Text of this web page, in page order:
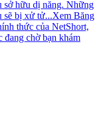
sở hữu dị năng. Những
sẽ bị xử tử...Xem Băng
thức của NetShort,
đang chờ bạn khám